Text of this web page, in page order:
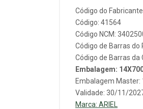
Código do
Código: 41564
Código NCM:
Código de Barras do
Código de Barras da
Embalagem:
Embalagem Master:
Validade: 30/11/
Marca: ARIEL